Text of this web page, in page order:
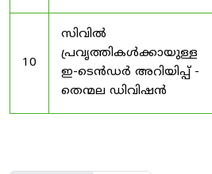
10
സിവിൽ
പ്രവൃത്തികൾക്കായുള്ള
ഇ-ടെൻഡർ അറിയിപ്പ് -
തെന്മല ഡിവിഷൻ